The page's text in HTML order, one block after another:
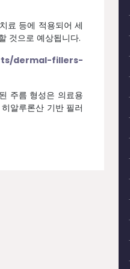
료 등에 적용되어 세
것으로 예상됩니다.
dermal-fillers-
주름 형성은 의료용
알루론산 기반 필러